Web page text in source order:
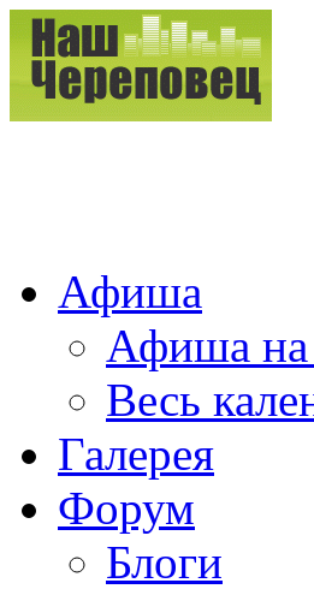
Афиша
Афиша на
Весь
Галерея
Форум
Блоги